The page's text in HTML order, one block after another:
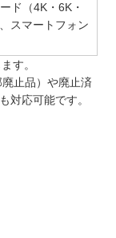
ド（4K・6K・
スマートフォン
す。
止品）や廃止済
対応可能です。